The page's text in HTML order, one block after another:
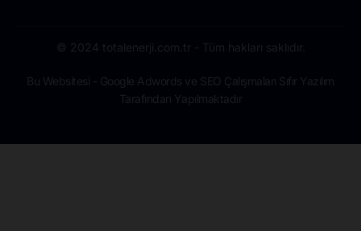
© 2024 totalenerji.com.tr - Tüm hakları saklıdır.
Bu Websitesi - Google Adwords ve SEO Çalışmaları Sıfır Yazılım
Tarafından Yapılmaktadır